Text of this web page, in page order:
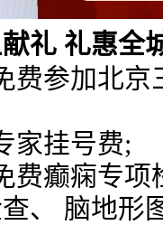
礼 礼惠全
参加北京
挂号费;
癫痫专项
、 脑地形